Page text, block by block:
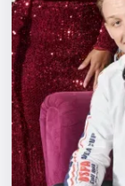
Города
Площадки
Артисты
Рейтинги